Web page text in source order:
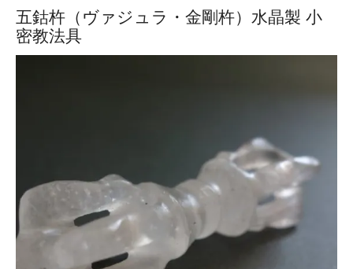
五鈷杵（ヴァジュラ・金剛杵）水晶製 小
密教法具